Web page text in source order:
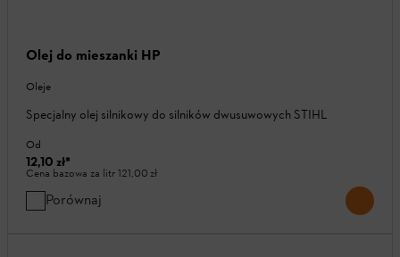
Olej do mieszanki HP
Oleje
Specjalny olej silnikowy do silników dwusuwowych STIHL
Od
12,10 zł*
Cena bazowa za litr121,00 zł
Porównaj